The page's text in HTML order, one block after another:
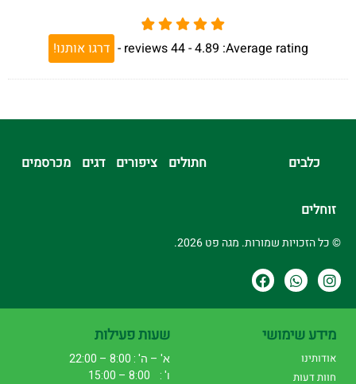
Average rating:
4.89 -
44
reviews
- דרגו אותנו!
כלבים חתולים ציפורים דגים מכרסמים
זוחלים
© כל הזכויות שמורות. מגה פט 2026.
מידע שימושי
אודותינו
חוות דעות
שעות פעילות
א' – ה' : 8:00 – 22:00
ו' : 8:00 – 15:00